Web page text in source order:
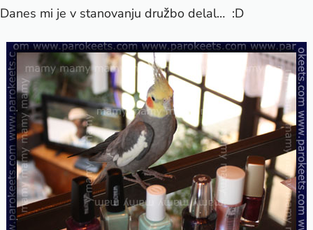
Danes mi je v stanovanju družbo delal… :D